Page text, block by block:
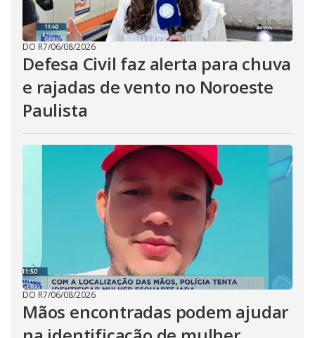
DO R7/06/08/2026
Defesa Civil faz alerta para chuva
e rajadas de vento no Noroeste
Paulista
DO R7/06/08/2026
Mãos encontradas podem ajudar